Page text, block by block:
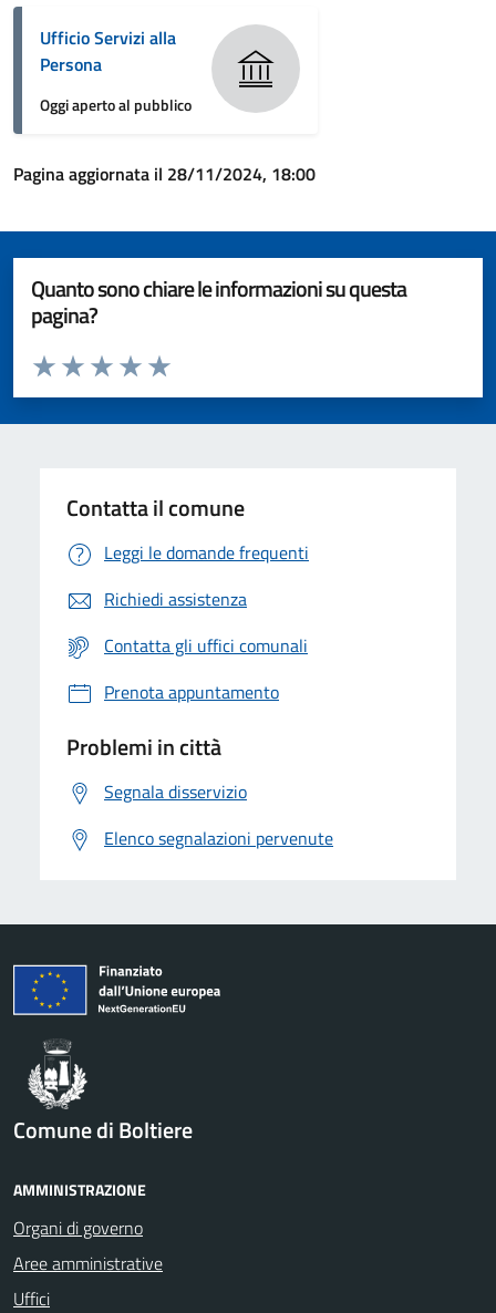
Ufficio Servizi alla
Persona
Oggi aperto al pubblico
Pagina aggiornata il 28/11/2024, 18:00
Quanto sono chiare le informazioni su questa
pagina?
Valuta da 1 a 5 stelle la pagina
Valuta 5 stelle su 5
Valuta 4 stelle su 5
Valuta 3 stelle su 5
Valuta 2 stelle su 5
Valuta 1 stelle su 5
Contatta il comune
Leggi le domande frequenti
Richiedi assistenza
Contatta gli uffici comunali
Prenota appuntamento
Problemi in città
Segnala disservizio
Elenco segnalazioni pervenute
Comune di Boltiere
AMMINISTRAZIONE
Organi di governo
Aree amministrative
Uffici